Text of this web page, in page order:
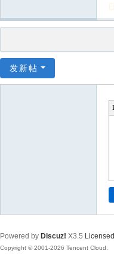
发新帖
Powered by Discuz! X3.5 Licensed
Copyright © 2001-2026 Tencent Cloud.